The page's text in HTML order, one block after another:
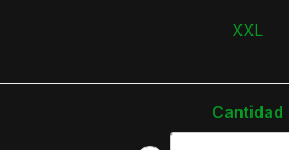
XXL
Cantidad